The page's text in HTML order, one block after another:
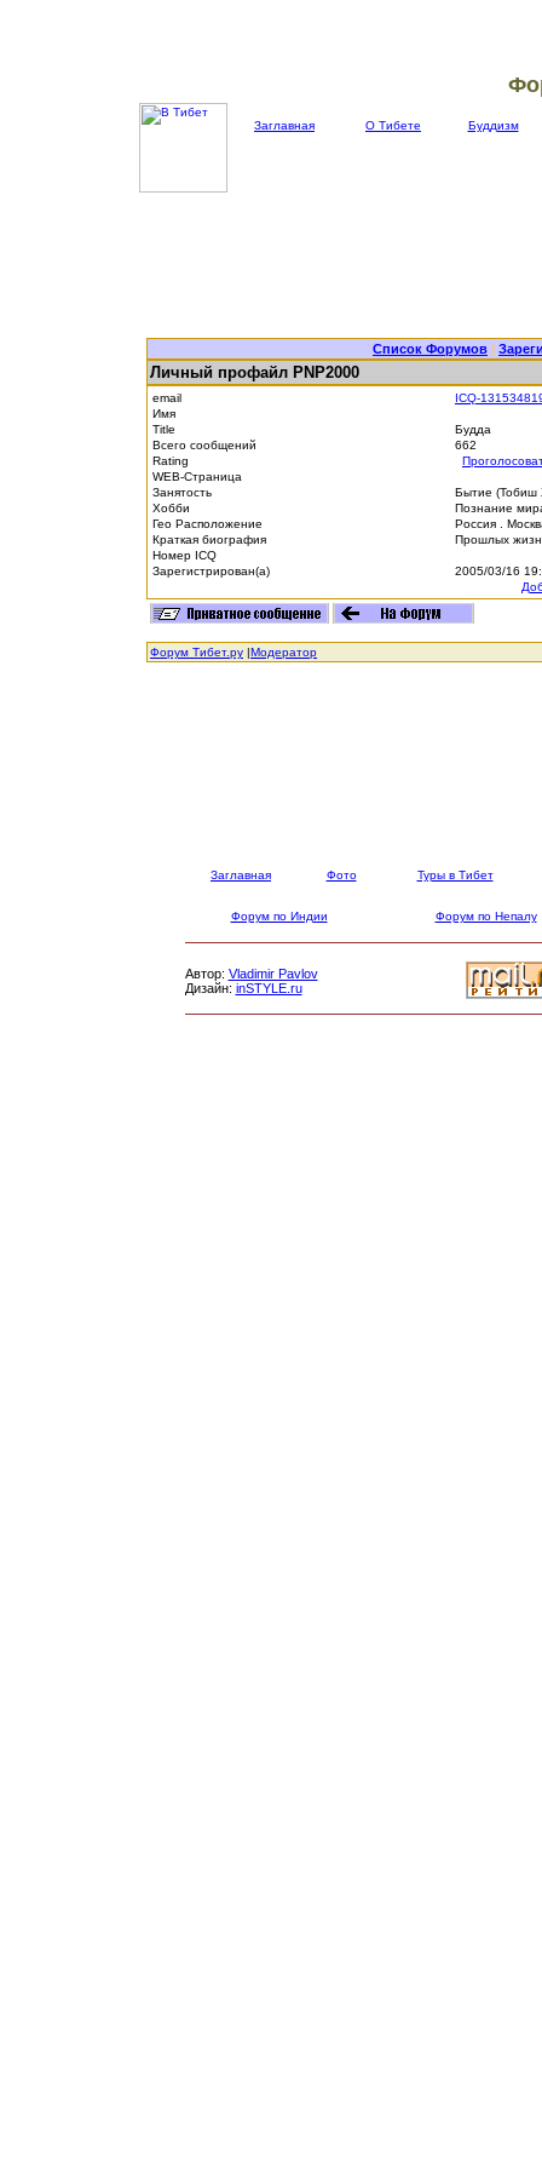
Заглавная О Тибете Буддизм
Список Форумов |
Личный профайл PNP2000
email
ICQ-
Имя
Title
Будда
Всего сообщений
662
Rating
WEB-Страница
Занятость
Бытие
Хобби
Познание
Гео Расположение
Россия .
Краткая биография
Прошлых
Номер ICQ
Зарегистрирован(а)
2005/03/16
Форум Тибет.ру |Модератор
Заглавная Фото Туры в Тибет
Форум по Индии Форум по Непалу
Автор: Vladimir Pavlov
Дизайн: inSTYLE.ru